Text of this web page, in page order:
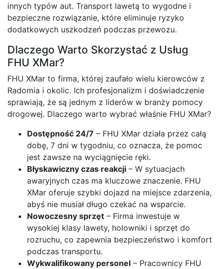
innych typów aut. Transport lawetą to wygodne i
bezpieczne rozwiązanie, które eliminuje ryzyko
dodatkowych uszkodzeń podczas przewozu.
Dlaczego Warto Skorzystać z Usług
FHU XMar?
FHU XMar to firma, której zaufało wielu kierowców z
Radomia i okolic. Ich profesjonalizm i doświadczenie
sprawiają, że są jednym z liderów w branży pomocy
drogowej. Dlaczego warto wybrać właśnie FHU XMar?
Dostępność 24/7 – FHU XMar działa przez całą
dobę, 7 dni w tygodniu, co oznacza, że pomoc
jest zawsze na wyciągnięcie ręki.
Błyskawiczny czas reakcji – W sytuacjach
awaryjnych czas ma kluczowe znaczenie. FHU
XMar oferuje szybki dojazd na miejsce zdarzenia,
abyś nie musiał długo czekać na wsparcie.
Nowoczesny sprzęt – Firma inwestuje w
wysokiej klasy lawety, holowniki i sprzęt do
rozruchu, co zapewnia bezpieczeństwo i komfort
podczas transportu.
Wykwalifikowany personel – Pracownicy FHU